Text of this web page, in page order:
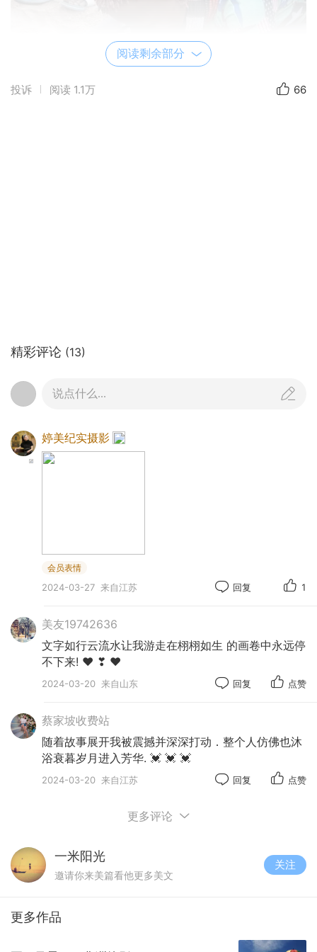
阅读剩余部分
投诉 阅读 1.1万 66
精彩评论 (13)
说点什么...
婷美纪实摄影
会员表情
2024-03-27 来自江苏 回复 1
美友19742636
文字如行云流水让我游走在栩栩如生 的画卷中永远停
不下来! ❤ ❣ ❤
2024-03-20 来自山东 回复 点赞
蔡家坡收费站
随着故事展开我被震撼并深深打动．整个人仿佛也沐
浴衰暮岁月进入芳华. 💓 💓 💓
2024-03-20 来自江苏 回复 点赞
更多评论
一米阳光
邀请你来美篇看他更多美文
关注
更多作品